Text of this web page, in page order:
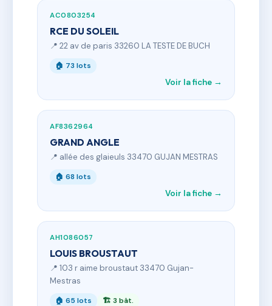
AC0803254
RCE DU SOLEIL
📍 22 av de paris 33260 LA TESTE DE BUCH
🏠 73 lots
Voir la fiche →
AF8362964
GRAND ANGLE
📍 allée des glaieuls 33470 GUJAN MESTRAS
🏠 68 lots
Voir la fiche →
AH1086057
LOUIS BROUSTAUT
📍 103 r aime broustaut 33470 Gujan-
Mestras
🏠 65 lots 🏗 3 bât.